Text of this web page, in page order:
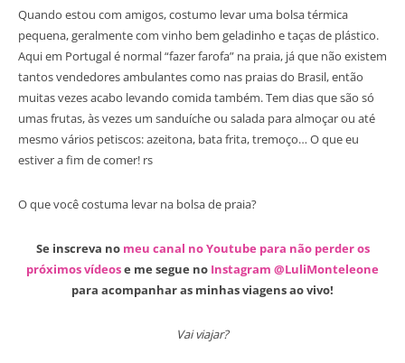
Quando estou com amigos, costumo levar uma bolsa térmica
pequena, geralmente com vinho bem geladinho e taças de plástico.
Aqui em Portugal é normal “fazer farofa” na praia, já que não existem
tantos vendedores ambulantes como nas praias do Brasil, então
muitas vezes acabo levando comida também. Tem dias que são só
umas frutas, às vezes um sanduíche ou salada para almoçar ou até
mesmo vários petiscos: azeitona, bata frita, tremoço… O que eu
estiver a fim de comer! rs
O que você costuma levar na bolsa de praia?
Se inscreva no meu canal no Youtube para não perder os
próximos vídeose me segue no Instagram @LuliMonteleone
para acompanhar as minhas viagens ao vivo!
Vai viajar?